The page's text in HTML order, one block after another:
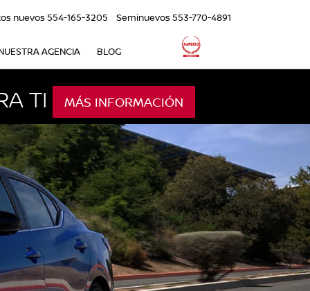
nuevos554-165-3205 Seminuevos553-770-4891
AGENCIA BLOG
TI MÁS INFORMACIÓN